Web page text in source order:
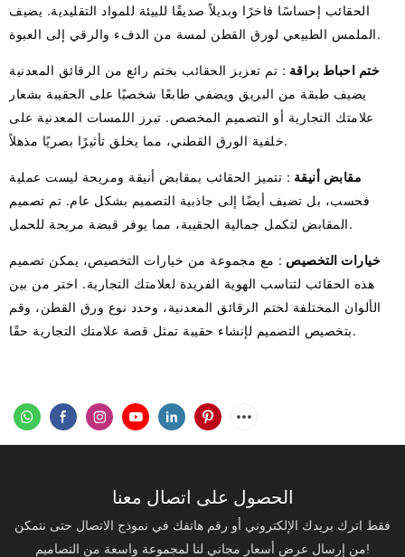
الحقائب إحساسًا فاخرًا وبديلاً صديقًا للبيئة للمواد التقليدية. يضيف
الملمس الطبيعي لورق القطن لمسة من الدفء والرقي إلى العبوة.
ختم احباط براقة : تم تعزيز الحقائب بختم رائع من الرقائق المعدنية
يضيف طبقة من البريق ويضفي طابعًا شخصيًا على الحقيبة بشعار
علامتك التجارية أو التصميم المخصص. تبرز اللمسات المعدنية على
خلفية الورق القطني، مما يخلق تأثيرًا بصريًا مذهلاً.
مقابض أنيقة : تتميز الحقائب بمقابض أنيقة ومريحة ليست عملية
فحسب، بل تضيف أيضًا إلى جاذبية التصميم بشكل عام. تم تصميم
المقابض لتكمل جمالية الحقيبة، مما يوفر قبضة مريحة للحمل.
خيارات التخصيص : مع مجموعة من خيارات التخصيص، يمكن تصميم
هذه الحقائب لتناسب الهوية الفريدة لعلامتك التجارية. اختر من بين
الألوان المختلفة لختم الرقائق المعدنية، وحدد نوع ورق القطن، وقم
بتخصيص التصميم لإنشاء حقيبة تمثل قصة علامتك التجارية حقًا.
الحصول على اتصال معنا
فقط اترك بريدك الإلكتروني أو رقم هاتفك في نموذج الاتصال حتى نتمكن
من إرسال عرض أسعار مجاني لنا لمجموعة واسعة من التصاميم!